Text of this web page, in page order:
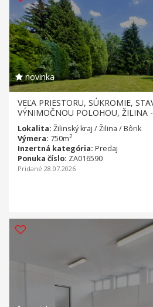
novinka
VEĽA PRIESTORU, SÚKROMIE,
VÝNIMOČNOU POLOHOU, ŽILINA
Lokalita: Žilinský kraj / Žilina / Bôrik
Výmera: 750m2
Inzertná kategória: Predaj
Ponuka číslo: ZA016590
Pridané 28.07.2026